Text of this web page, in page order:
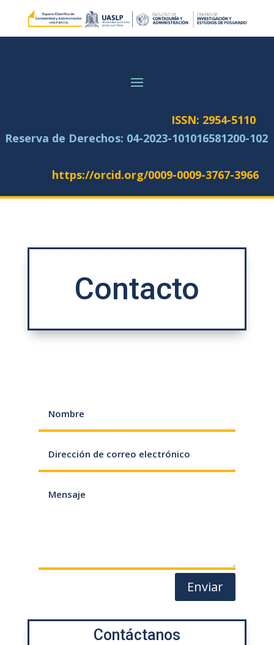
ISSN: 2954-5110
Reserva de Derechos: 04-2023-101016581200-102
https://orcid.org/0009-0009-3767-3966
Contacto
Enviar
Contáctanos